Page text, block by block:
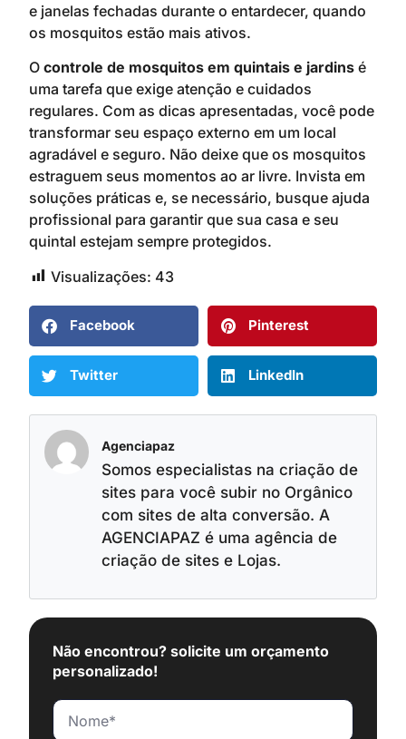
e janelas fechadas durante o entardecer, quando
os mosquitos estão mais ativos.
O controle de mosquitos em quintais e jardins é
uma tarefa que exige atenção e cuidados
regulares. Com as dicas apresentadas, você pode
transformar seu espaço externo em um local
agradável e seguro. Não deixe que os mosquitos
estraguem seus momentos ao ar livre. Invista em
soluções práticas e, se necessário, busque ajuda
profissional para garantir que sua casa e seu
quintal estejam sempre protegidos.
Visualizações: 43
Facebook Pinterest
Twitter LinkedIn
Agenciapaz
Somos especialistas na criação de
sites para você subir no Orgânico
com sites de alta conversão. A
AGENCIAPAZ é uma agência de
criação de sites e Lojas.
Não encontrou? solicite um orçamento
personalizado!